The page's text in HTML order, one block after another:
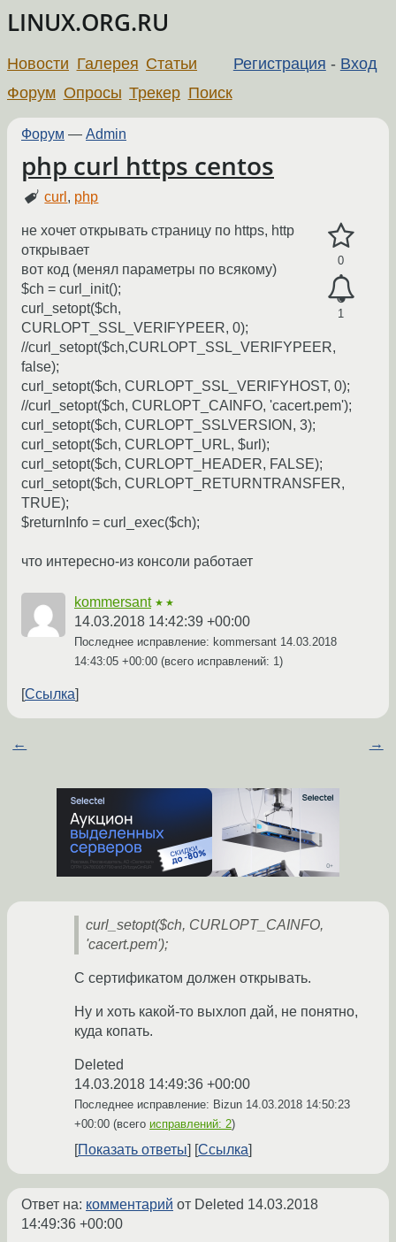
LINUX.ORG.RU
Регистрация - Вход
Новости Галерея Статьи
Форум Опросы Трекер Поиск
Форум — Admin
php curl https centos
curl , php
0
1
не хочет открывать страницу по https, http
открывает
вот код (менял параметры по всякому)
$ch = curl_init();
curl_setopt($ch,
CURLOPT_SSL_VERIFYPEER, 0);
//curl_setopt($ch,CURLOPT_SSL_VERIFYPEER,
false);
curl_setopt($ch, CURLOPT_SSL_VERIFYHOST, 0);
//curl_setopt($ch, CURLOPT_CAINFO, 'cacert.pem');
curl_setopt($ch, CURLOPT_SSLVERSION, 3);
curl_setopt($ch, CURLOPT_URL, $url);
curl_setopt($ch, CURLOPT_HEADER, FALSE);
curl_setopt($ch, CURLOPT_RETURNTRANSFER,
TRUE);
$returnInfo = curl_exec($ch);
что интересно-из консоли работает
kommersant ★★
14.03.2018 14:42:39 +00:00
Последнее исправление: kommersant 14.03.2018
14:43:05 +00:00 (всего исправлений: 1)
Ссылка
← →
curl_setopt($ch, CURLOPT_CAINFO,
'cacert.pem');
С сертификатом должен открывать.
Ну и хоть какой-то выхлоп дай, не понятно,
куда копать.
Deleted
14.03.2018 14:49:36 +00:00
Последнее исправление: Bizun 14.03.2018 14:50:23
+00:00 (всего исправлений: 2)
Показать ответы Ссылка
Ответ на: комментарий от Deleted 14.03.2018
14:49:36 +00:00